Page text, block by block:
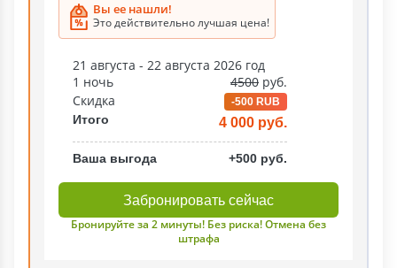
Вы ее нашли!
Это действительно лучшая цена!
21 августа - 22 августа 2026 год
1 ночь
4500 руб.
Скидка
-500 RUB
Итого 4 000 руб.
Ваша выгода +500 руб.
Забронировать сейчас
Бронируйте за 2 минуты! Без риска! Отмена без
штрафа